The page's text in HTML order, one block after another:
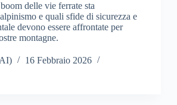
delle vie ferrate sta
e quali sfide di sicurezza e
devono essere affrontate per
montagne.
16 Febbraio 2026